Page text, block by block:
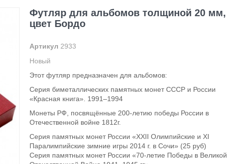
Футляр для альбомов толщиной 20 мм,
цвет Бордо
Артикул 2933
Новый
Этот футляр предназначен для альбомов:
Серия биметаллических памятных монет СССР и России
«Красная книга». 1991–1994
Монеты РФ, посвящённые 200-летию победы России в
Отечественной войне 1812г.
Серия памятных монет России «XXII Олимпийские и XI
Паралимпийские зимние игры 2014 г. в Сочи» (25 руб)
Серия памятных монет России «70-летие Победы в Великой